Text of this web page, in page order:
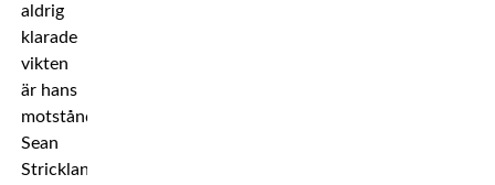
aldrig
klarade
vikten
är hans
motståndare
Sean
Strickland.